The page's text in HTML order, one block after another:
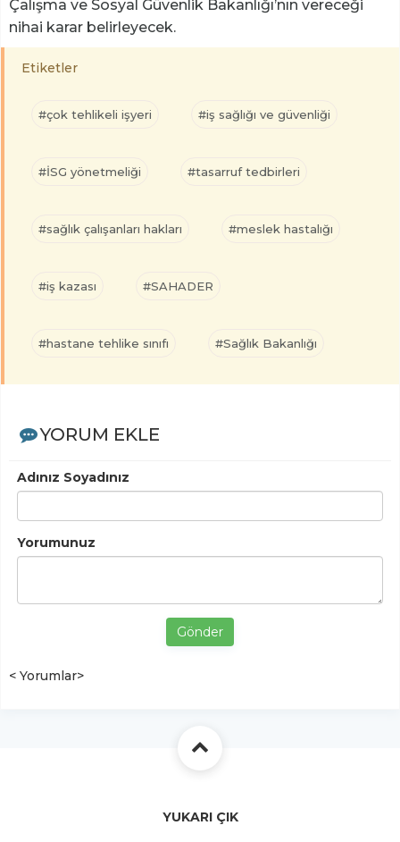
Çalışma ve Sosyal Güvenlik Bakanlığı’nın vereceği
nihai karar belirleyecek.
Etiketler
#çok tehlikeli işyeri #iş sağlığı ve güvenliği
#İSG yönetmeliği #tasarruf tedbirleri
#sağlık çalışanları hakları #meslek hastalığı
#iş kazası #SAHADER
#hastane tehlike sınıfı #Sağlık Bakanlığı
YORUM EKLE
Adınız Soyadınız
Yorumunuz
Gönder
< Yorumlar>
YUKARI ÇIK